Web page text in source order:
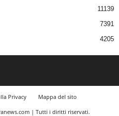
11139
7391
4205
Privacy
Mappa del sito
| Tutti i diritti riservati.